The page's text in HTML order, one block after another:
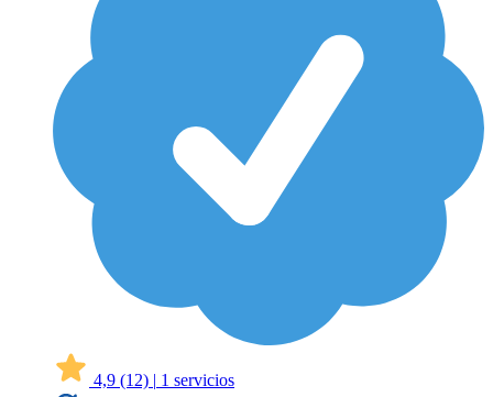
4,9 (12) | 1 servicios